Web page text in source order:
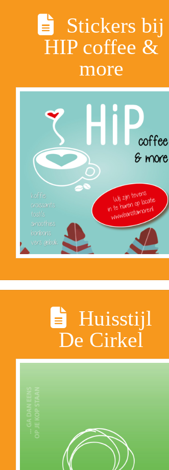
Stickers bij
HIP coffee &
more
Huisstijl
De Cirkel